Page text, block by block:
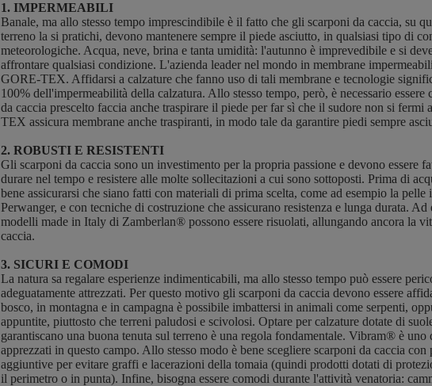
1. IMPERMEABILI
Banale, ma allo stesso tempo imprescindibile è il fatto che gli scarponi da caccia, su
terreno la si pratichi, devono mantenere sempre il piede asciutto, in qualsiasi tipo di
meteorologiche. Acqua, neve, brina e tanta umidità: l'autunno è imprevedibile e si
affrontare qualsiasi condizione. L'azienda leader nel mondo in membrane
GORE-TEX. Affidarsi a calzature che fanno uso di tali membrane e tecnologie
100% dell'impermeabilità della calzatura. Allo stesso tempo, però, è necessario essere
da caccia prescelto faccia anche traspirare il piede per far sì che il sudore non si
TEX assicura membrane anche traspiranti, in modo tale da garantire piedi sempre
2. ROBUSTI E RESISTENTI
Gli scarponi da caccia sono un investimento per la propria passione e devono essere
durare nel tempo e resistere alle molte sollecitazioni a cui sono sottoposti. Prima di
bene assicurarsi che siano fatti con materiali di prima scelta, come ad esempio la
Perwanger, e con tecniche di costruzione che assicurano resistenza e lunga durata.
modelli made in Italy di Zamberlan® possono essere risuolati, allungando ancora la
caccia.
3. SICURI E COMODI
La natura sa regalare esperienze indimenticabili, ma allo stesso tempo può essere
adeguatamente attrezzati. Per questo motivo gli scarponi da caccia devono essere
bosco, in montagna e in campagna è possibile imbattersi in animali come serpenti,
appuntite, piuttosto che terreni paludosi e scivolosi. Optare per calzature dotate di
garantiscano una buona tenuta sul terreno è una regola fondamentale. Vibram® è
apprezzati in questo campo. Allo stesso modo è bene scegliere scarponi da caccia con
aggiuntive per evitare graffi e lacerazioni della tomaia (quindi prodotti dotati di
il perimetro o in punta). Infine, bisogna essere comodi durante l'attività venatoria: